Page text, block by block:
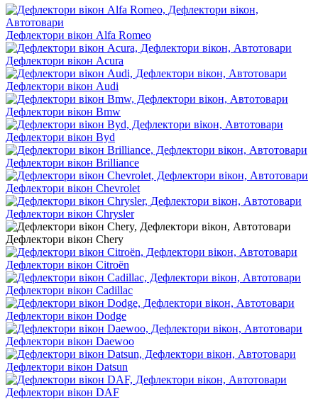
Дефлектори вікон Alfa Romeo
Дефлектори вікон Acura
Дефлектори вікон Audi
Дефлектори вікон Bmw
Дефлектори вікон Byd
Дефлектори вікон Brilliance
Дефлектори вікон Chevrolet
Дефлектори вікон Chrysler
Дефлектори вікон Chery
Дефлектори вікон Citroën
Дефлектори вікон Cadillac
Дефлектори вікон Dodge
Дефлектори вікон Daewoo
Дефлектори вікон Datsun
Дефлектори вікон DAF